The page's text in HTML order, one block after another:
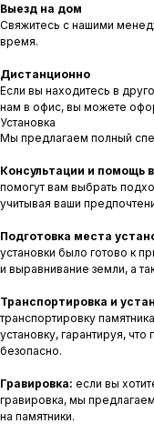
Выезд на дом
Свяжитесь с нашими
время.
Дистанционно
Если вы находитесь в
нам в офис, вы можете
Установка
Мы предлагаем полный
Консультации и помощь
помогут вам выбрать
учитывая ваши
Подготовка места
установки было готово к
и выравнивание земли, а
Транспортировка и
транспортировку
установку, гарантируя,
безопасно.
Гравировка: если вы
гравировка, мы
на памятники.